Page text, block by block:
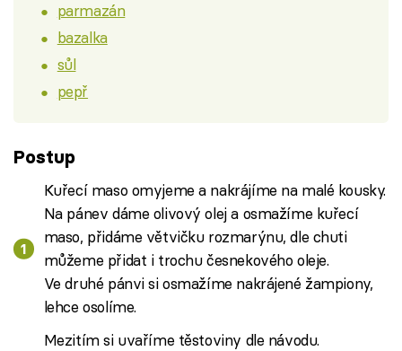
parmazán
bazalka
sůl
pepř
Postup
Kuřecí maso omyjeme a nakrájíme na malé kousky.
Na pánev dáme olivový olej a osmažíme kuřecí
maso, přidáme větvičku rozmarýnu, dle chuti
můžeme přidat i trochu česnekového oleje.
Ve druhé pánvi si osmažíme nakrájené žampiony,
lehce osolíme.
Mezitím si uvaříme těstoviny dle návodu.